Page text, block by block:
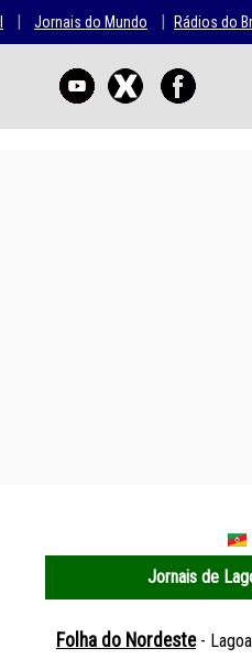
| Jornais do Mundo | Rádios do
Jornais de
Folha do Nordeste-